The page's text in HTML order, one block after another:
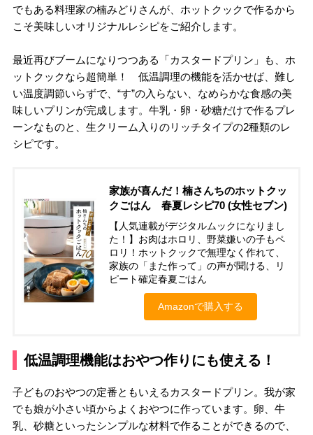
でもある料理家の楠みどりさんが、ホットクックで作るから
こそ美味しいオリジナルレシピをご紹介します。
最近再びブームになりつつある「カスタードプリン」も、ホ
ットクックなら超簡単！ 低温調理の機能を活かせば、難し
い温度調節いらずで、“す”の入らない、なめらかな食感の美
味しいプリンが完成します。牛乳・卵・砂糖だけで作るプレ
ーンなものと、生クリーム入りのリッチタイプの2種類のレ
シピです。
家族が喜んだ！楠さんちのホットクッ
クごはん 春夏レシピ70 (女性セブン)
【人気連載がデジタルムックになりまし
た！】お肉はホロリ、野菜嫌いの子もペ
ロリ！ホットクックで無理なく作れて、
家族の「また作って」の声が聞ける、リ
ピート確定春夏ごはん
Amazonで購入する
低温調理機能はおやつ作りにも使える！
子どものおやつの定番ともいえるカスタードプリン。我が家
でも娘が小さい頃からよくおやつに作っています。卵、牛
乳、砂糖といったシンプルな材料で作ることができるので、